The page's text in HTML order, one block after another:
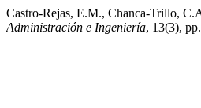
Castro-Rejas, E.M., Chanca-Trillo,
Administración e Ingeniería, 13(3),